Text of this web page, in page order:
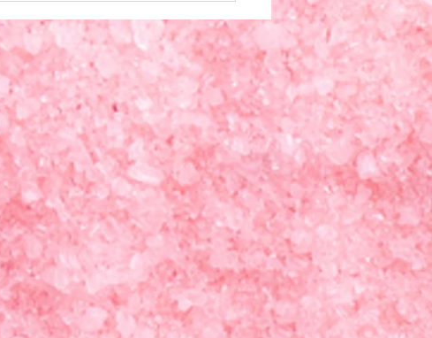
「人質がどうなってもいいの
か！」と言っているイメージが浮
かぶのは私だけでしょうか。...